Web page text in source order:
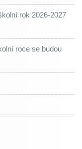
rok 2026-2027
roce se budou